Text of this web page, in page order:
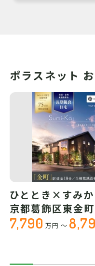
ポラスネット
ひととき×すみ
京都葛飾区東金町
7,790 万円 ～